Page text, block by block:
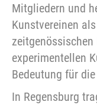
Mitgliedern und
Kunstvereinen
experimentellen
Bedeutung für
In Regensburg